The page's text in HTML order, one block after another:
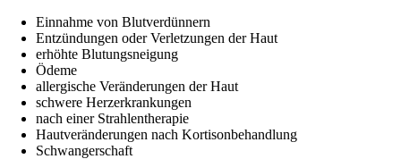
Einnahme von Blutverdünnern
Entzündungen oder Verletzungen der Haut
erhöhte Blutungsneigung
Ödeme
allergische Veränderungen der Haut
schwere Herzerkrankungen
nach einer Strahlentherapie
Hautveränderungen nach Kortisonbehandlung
Schwangerschaft